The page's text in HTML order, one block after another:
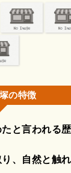
の特徴
と言われる歴
、自然と触